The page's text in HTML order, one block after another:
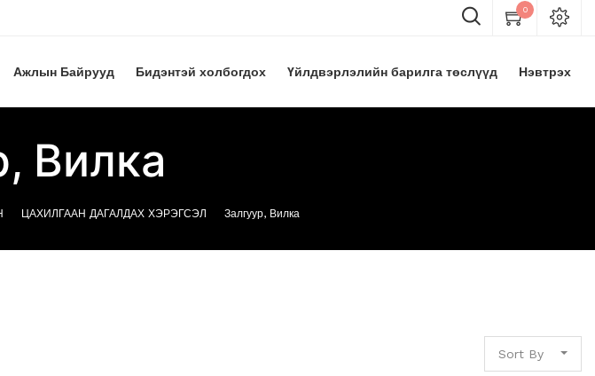
0
Ажлын Байрууд Бидэнтэй холбогдох Үйлдвэрлэлийн барилга төслүүд Нэвтрэх
Вилка
ЦАХИЛГААН ДАГАЛДАХ ХЭРЭГСЭЛ Залгуур, Вилка
Sort By